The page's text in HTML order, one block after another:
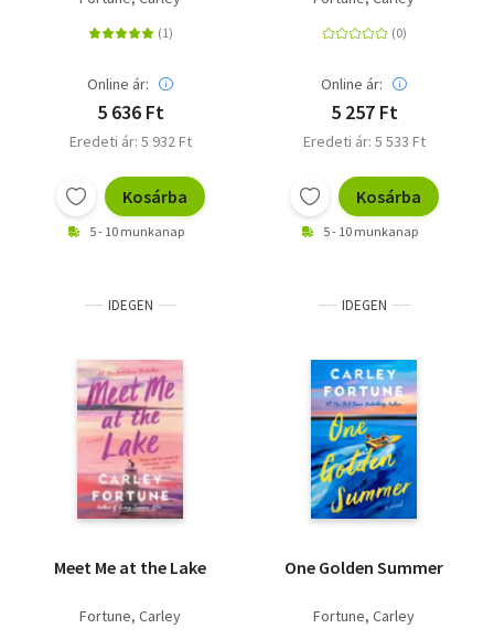
Online ár:
5 636 Ft
Eredeti ár: 5 932 Ft
Kosárba
5 - 10 munkanap
Online ár:
5 257 Ft
Eredeti ár: 5 533 Ft
Kosárba
5 - 10 munkanap
IDEGEN
Meet Me at the Lake
Fortune, Carley
IDEGEN
One Golden Summer
Fortune, Carley